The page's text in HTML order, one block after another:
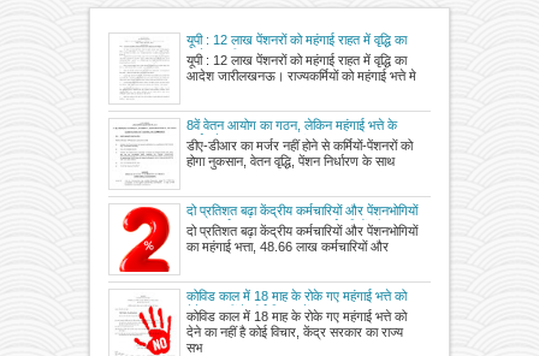
यूपी : 12 लाख पेंशनरों को महंगाई राहत में वृद्धि का
आदेश जारी
यूपी : 12 लाख पेंशनरों को महंगाई राहत में वृद्धि का
आदेश जारीलखनऊ। राज्यकर्मियों को महंगाई भत्ते मे
8वें वेतन आयोग का गठन, लेकिन महंगाई भत्ते के
मर्जर से सरकार का साफ इंकार
डीए-डीआर का मर्जर नहीं होने से कर्मियों-पेंशनरों को
होगा नुकसान, वेतन वृद्धि, पेंशन निर्धारण के साथ
दो प्रतिशत बढ़ा केंद्रीय कर्मचारियों और पेंशनभोगियों
का महंगाई भत्ता, 48.66 लाख कर्मचारियों और
66.55 लाख पेंशनभोगियों को मिलेगा लाभ
दो प्रतिशत बढ़ा केंद्रीय कर्मचारियों और पेंशनभोगियों
का महंगाई भत्ता, 48.66 लाख कर्मचारियों और
कोविड काल में 18 माह के रोके गए महंगाई भत्ते को
देने का नहीं है कोई विचार, केंद्र सरकार का राज्य
सभा में आया जवाब
कोविड काल में 18 माह के रोके गए महंगाई भत्ते को
देने का नहीं है कोई विचार, केंद्र सरकार का राज्य
सभ